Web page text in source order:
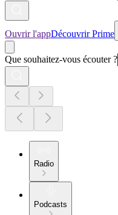
Ouvrir l'appDécouvrir Prime
Que souhaitez-vous écouter ?
Radio
Podcasts